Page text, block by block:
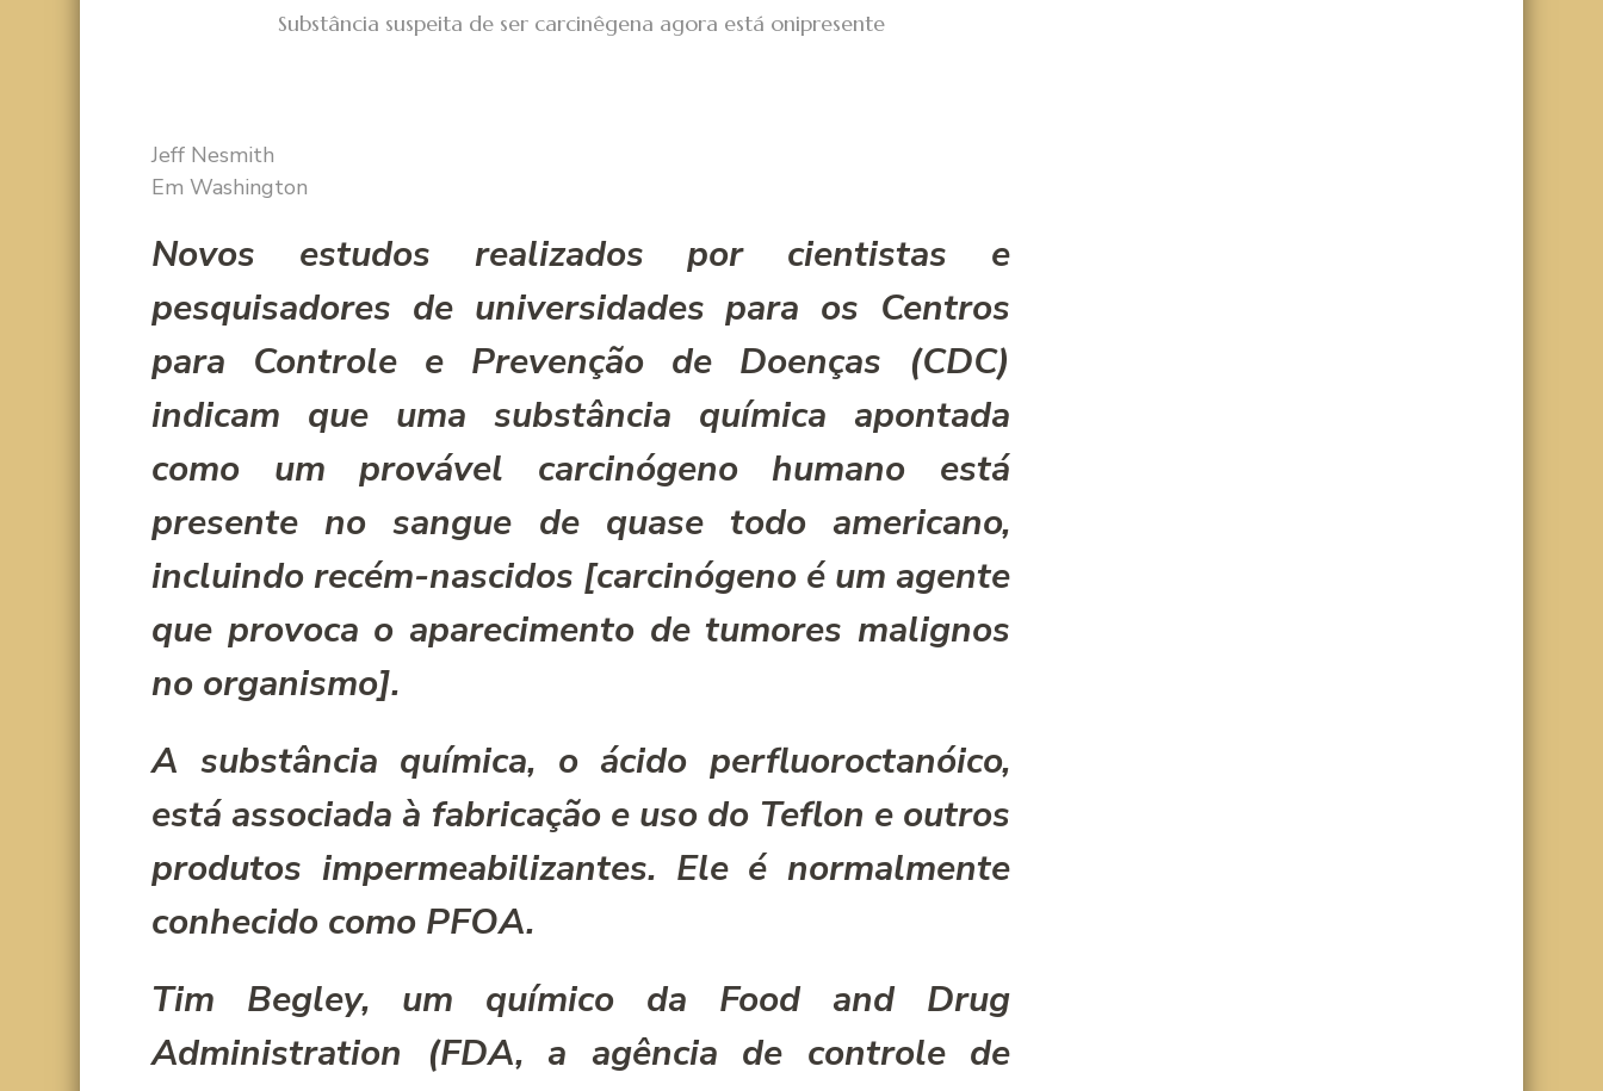
Substância suspeita de ser carcinêgena agora está onipresente
Jeff Nesmith
Em Washington
Novos estudos realizados por cientistas e
pesquisadores de universidades para os Centros
para Controle e Prevenção de Doenças (CDC)
indicam que uma substância quí­mica apontada
como um provável carcinógeno humano está
presente no sangue de quase todo americano,
incluindo recém-nascidos [carcinógeno é um agente
que provoca o aparecimento de tumores malignos
no organismo].
A substância quí­mica, o ácido perfluoroctanóico,
está associada à fabricação e uso do Teflon e outros
produtos impermeabilizantes. Ele é normalmente
conhecido como PFOA.
Tim Begley, um quí­mico da Food and Drug
Administration (FDA, a agência de controle de